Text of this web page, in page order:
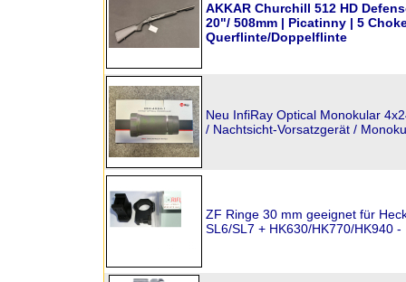
AKKAR Churchill 512 HD
20"/ 508mm | Picatinny | 5
Querflinte/Doppelflinte
Neu InfiRay Optical Monokular
/ Nachtsicht-Vorsatzgerät /
ZF Ringe 30 mm geeignet für
SL6/SL7 + HK630/HK770/HK940 -